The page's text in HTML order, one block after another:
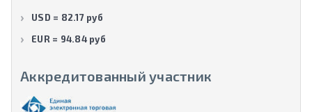
USD = 82.17 руб
EUR = 94.84 руб
Аккредитованный участник